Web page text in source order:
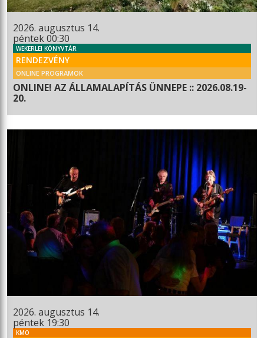
2026. augusztus 14.
péntek 00:30
WEKERLEI KÖNYVTÁR
RENDEZVÉNY
ONLINE PROGRAMOK
ONLINE! AZ ÁLLAMALAPÍTÁS ÜNNEPE :: 2026.08.19-
20.
2026. augusztus 14.
péntek 19:30
KMO